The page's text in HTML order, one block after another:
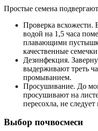
Простые семена
Проверка всхожести.
водой на 1,5 часа
плавающими
качественные
Дезинфекция.
выдерживают треть
промыванием.
Просушивание. До
просушивают на
пересохла, не
Выбор почвосмеси